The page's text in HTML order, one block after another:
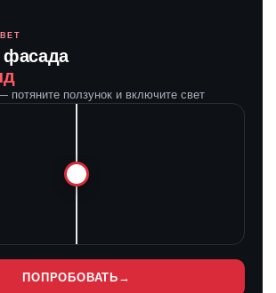
фасада
потяните ползунок и включите свет
ПОПРОБОВАТЬ →